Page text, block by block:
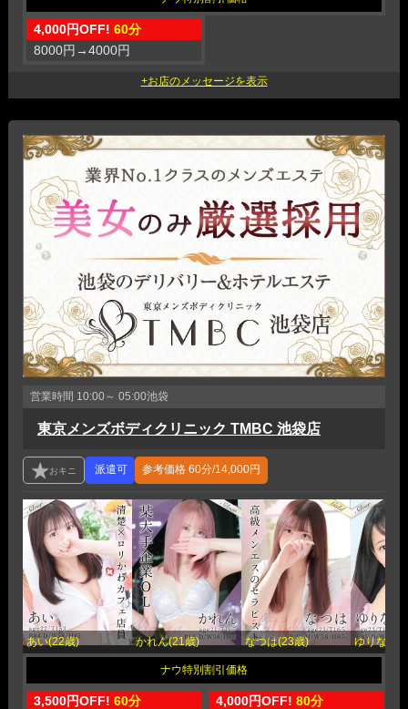
4,000円OFF! 60分
8000円 →4000円
営業時間 10:00～ 05:00池袋
東京メンズボディクリニック TMBC 池袋店
参考価格60分/14,000円
あい(22歳) かれん(21歳) なつは(23歳) ゆりな(23
3,500円OFF! 60分
4,000円OFF! 80分